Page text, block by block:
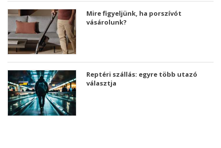
Mire figyeljünk, ha porszívót
vásárolunk?
Reptéri szállás: egyre több utazó
választja